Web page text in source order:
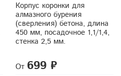
Корпус коронки для
алмазного бурения
(сверления) бетона, длина
450 мм, посадочное 1,1/1,4,
стенка 2,5 мм.
От 699 ₽